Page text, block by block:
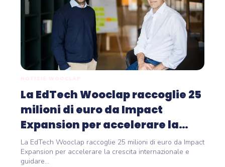
La EdTech Wooclap raccoglie 25
milioni di euro da Impact
Expansion per accelerare la
crescita...
La EdTech Wooclap raccoglie 25 milioni di euro da Impact
Expansion per accelerare la crescita internazionale e
guidare...